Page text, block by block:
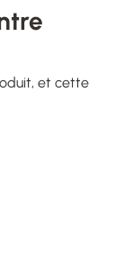
et cette